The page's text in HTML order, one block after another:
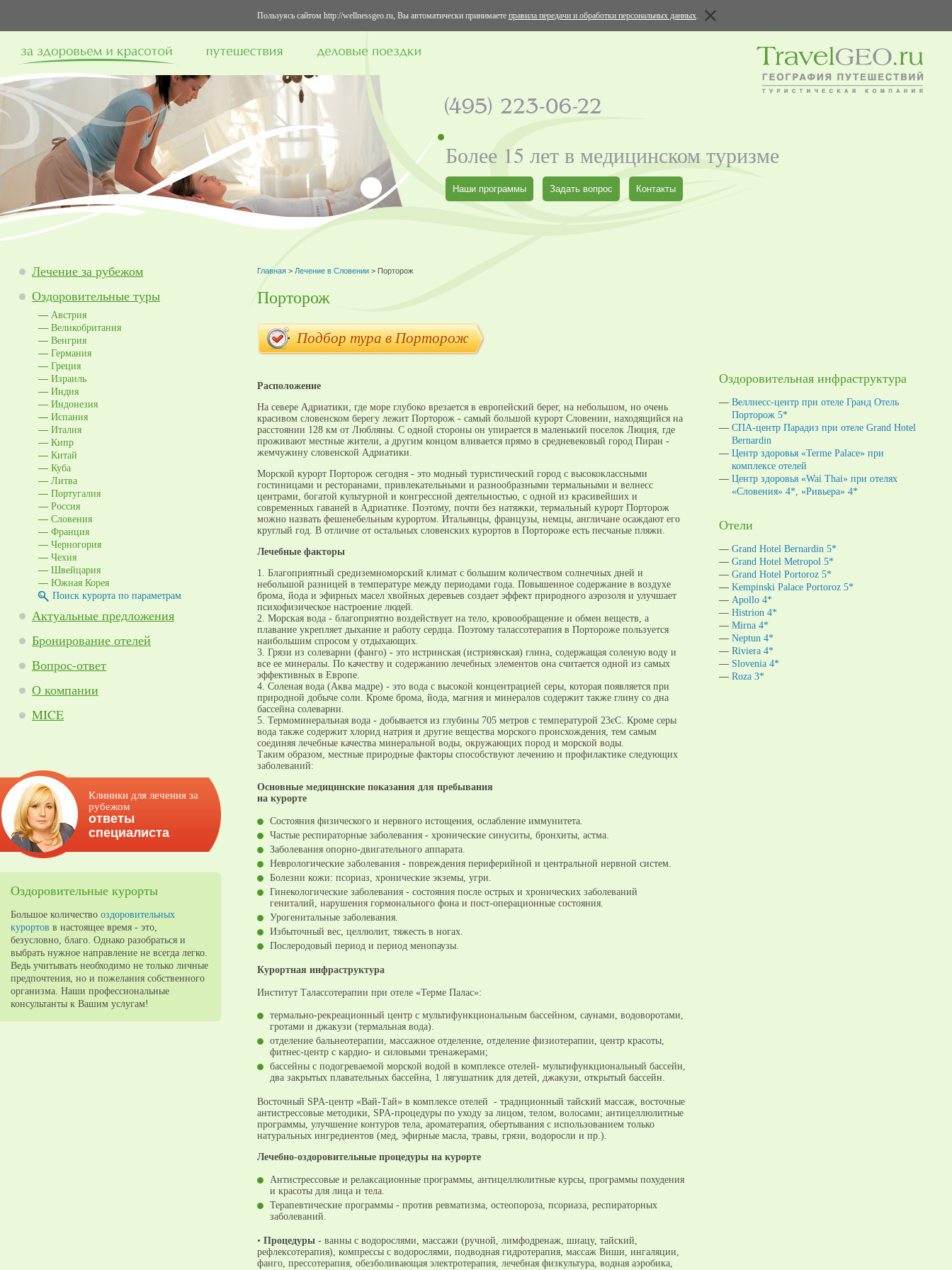
Пользуясь сайтом http://wellnessgeo.ru, Вы автоматически принимаете правила передачи и обработки персональных данных.
Более 15 лет в медицинском туризме
Наши программы Задать вопрос Контакты
Лечение за рубежом
Оздоровительные туры
Австрия
Великобритания
Венгрия
Германия
Греция
Израиль
Индия
Индонезия
Испания
Италия
Кипр
Китай
Куба
Литва
Португалия
Россия
Словения
Франция
Черногория
Чехия
Швейцария
Южная Корея
Поиск курорта по параметрам
Актуальные предложения
Бронирование отелей
Вопрос-ответ
О компании
MICE
Клиники для лечения за
рубежом
ответы
специалиста
Оздоровительные курорты
Большое количество оздоровительных
курортов в настоящее время - это,
безусловно, благо. Однако разобраться и
выбрать нужное направление не всегда легко.
Ведь учитывать необходимо не только личные
предпочтения, но и пожелания собственного
организма. Наши профессиональные
консультанты к Вашим услугам!
Главная> Лечение в Словении> Порторож
Порторож
Подбор тура в Порторож
Расположение
На севере Адриатики, где море глубоко врезается в европейский берег, на небольшом, но очень
красивом словенском берегу лежит Порторож - самый большой курорт Словении, находящийся на
расстоянии 128 км от Любляны. С одной стороны он упирается в маленький поселок Люция, где
проживают местные жители, а другим концом вливается прямо в средневековый город Пиран -
жемчужину словенской Адриатики.
Морской курорт Порторож сегодня - это модный туристический город с высококлассными
гостиницами и ресторанами, привлекательными и разнообразными термальными и велнесс
центрами, богатой культурной и конгрессной деятельностью, с одной из красивейших и
современных гаваней в Адриатике. Поэтому, почти без натяжки, термальный курорт Порторож
можно назвать фешенебельным курортом. Итальянцы, французы, немцы, англичане осаждают его
круглый год. В отличие от остальных словенских курортов в Портороже есть песчаные пляжи.
Лечебные факторы
1. Благоприятный средиземноморский климат с большим количеством солнечных дней и
небольшой разницей в температуре между периодами года. Повышенное содержание в воздухе
брома, йода и эфирных масел хвойных деревьев создает эффект природного аэрозоля и улучшает
психофизическое настроение людей.
2. Морская вода - благоприятно воздействует на тело, кровообращение и обмен веществ, а
плавание укрепляет дыхание и работу сердца. Поэтому талассотерапия в Портороже пользуется
наибольшим спросом у отдыхающих.
3. Грязи из солеварни (фанго) - это истринская (истриянская) глина, содержащая соленую воду и
все ее минералы. По качеству и содержанию лечебных элементов она считается одной из самых
эффективных в Европе.
4. Соленая вода (Аква мадре) - это вода с высокой концентрацией серы, которая появляется при
природной добыче соли. Кроме брома, йода, магния и минералов содержит также глину со дна
бассейна солеварни.
5. Термоминеральная вода - добывается из глубины 705 метров с температурой 23єС. Кроме серы
вода также содержит хлорид натрия и другие вещества морского происхождения, тем самым
соединяя лечебные качества минеральной воды, окружающих пород и морской воды.
Таким образом, местные природные факторы способствуют лечению и профилактике следующих
заболеваний:
Основные медицинские показания для пребывания
на курорте
Состояния физического и нервного истощения, ослабление иммунитета.
Частые респираторные заболевания - хронические синуситы, бронхиты, астма.
Заболевания опорно-двигательного аппарата.
Неврологические заболевания - повреждения периферийной и центральной нервной систем.
Болезни кожи: псориаз, хронические экземы, угри.
Гинекологические заболевания - состояния после острых и хронических заболеваний
гениталий, нарушения гормонального фона и пост-операционные состояния.
Урогенитальные заболевания.
Избыточный вес, целлюлит, тяжесть в ногах.
Послеродовый период и период менопаузы.
Курортная инфраструктура
Институт Талассотерапии при отеле «Терме Палас»:
термально-рекреационный центр с мультифункциональным бассейном, саунами, водоворотами,
гротами и джакузи (термальная вода).
отделение бальнеотерапии, массажное отделение, отделение физиотерапии, центр красоты,
фитнес-центр с кардио- и силовыми тренажерами;
бассейны с подогреваемой морской водой в комплексе отелей- мультифункциональный бассейн,
два закрытых плавательных бассейна, 1 лягушатник для детей, джакузи, открытый бассейн.
Восточный SPA-центр «Вай-Тай» в комплексе отелей - традиционный тайский массаж, восточные
антистрессовые методики, SPA-процедуры по уходу за лицом, телом, волосами; антицеллюлитные
программы, улучшение контуров тела, ароматерапия, обертывания с использованием только
натуральных ингредиентов (мед, эфирные масла, травы, грязи, водоросли и пр.).
Лечебно-оздоровительные процедуры на курорте
Антистрессовые и релаксационные программы, антицеллюлитные курсы, программы похудения
и красоты для лица и тела.
Терапевтические программы - против ревматизма, остеопороза, псориаза, респираторных
заболеваний.
• Процедуры- ванны с водорослями, массажи (ручной, лимфодренаж, шиацу, тайский,
рефлексотерапия), компрессы с водорослями, подводная гидротерапия, массаж Виши, ингаляции,
фанго, прессотерапия, обезболивающая электротерапия, лечебная физкультура, водная аэробика,
Оздоровительная инфраструктура
Веллнесс-центр при отеле Гранд Отель
Порторож 5*
СПА-центр Парадиз при отеле Grand Hotel
Bernardin
Центр здоровья «Terme Palace» при
комплексе отелей
Центр здоровья «Wai Thai» при отелях
«Словения» 4*, «Ривьера» 4*
Отели
Grand Hotel Bernardin 5*
Grand Hotel Metropol 5*
Grand Hotel Portoroz 5*
Kempinski Palace Portoroz 5*
Apollo 4*
Histrion 4*
Mirna 4*
Neptun 4*
Riviera 4*
Slovenia 4*
Roza 3*